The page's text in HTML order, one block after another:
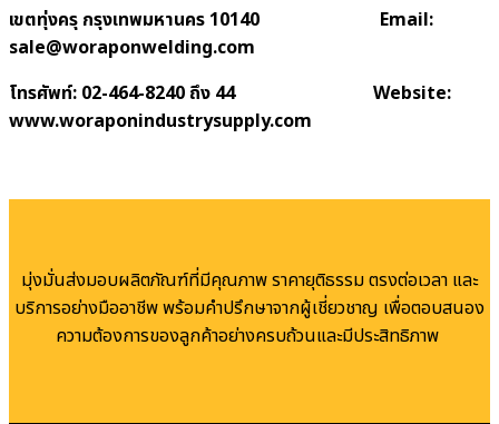
เขตทุ่งครุ กรุงเทพมหานคร 10140 Email:
sale@woraponwelding.com
โทรศัพท์: 02-464-8240 ถึง 44 Website:
www.woraponindustrysupply.com
มุ่งมั่นส่งมอบผลิตภัณฑ์ที่มีคุณภาพ ราคายุติธรรม ตรงต่อเวลา และ
บริการอย่างมืออาชีพ พร้อมคำปรึกษาจากผู้เชี่ยวชาญ เพื่อตอบสนอง
ความต้องการของลูกค้าอย่างครบถ้วนและมีประสิทธิภาพ